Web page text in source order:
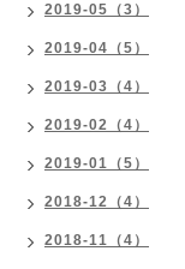
2019-05（3）
2019-04（5）
2019-03（4）
2019-02（4）
2019-01（5）
2018-12（4）
2018-11（4）